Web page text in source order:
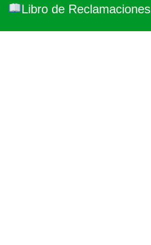
Libro de Reclamaciones